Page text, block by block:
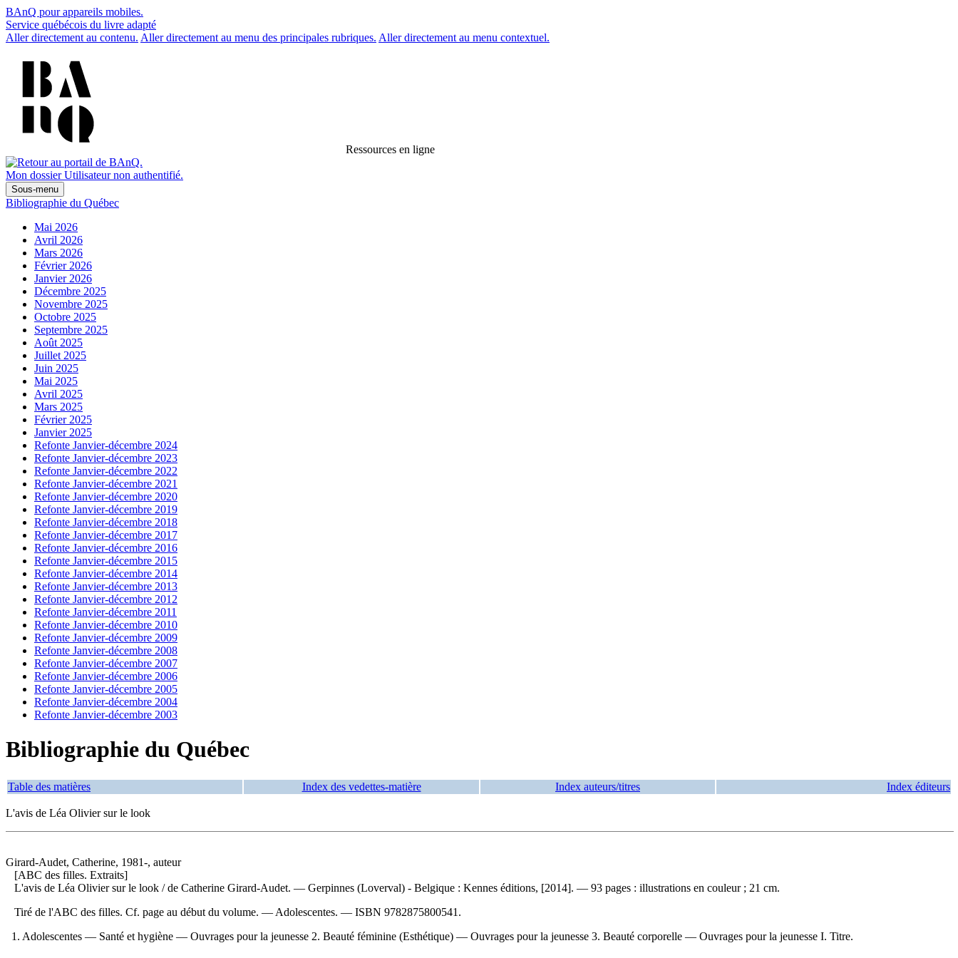
BAnQ pour appareils mobiles.
Service québécois du livre adapté
Aller directement au contenu. Aller directement au menu des principales rubriques. Aller directement au menu contextuel.
Ressources en ligne
Mon dossier Utilisateur non authentifié.
Sous-menu
Bibliographie du Québec
Mai 2026
Avril 2026
Mars 2026
Février 2026
Janvier 2026
Décembre 2025
Novembre 2025
Octobre 2025
Septembre 2025
Août 2025
Juillet 2025
Juin 2025
Mai 2025
Avril 2025
Mars 2025
Février 2025
Janvier 2025
Refonte Janvier-décembre 2024
Refonte Janvier-décembre 2023
Refonte Janvier-décembre 2022
Refonte Janvier-décembre 2021
Refonte Janvier-décembre 2020
Refonte Janvier-décembre 2019
Refonte Janvier-décembre 2018
Refonte Janvier-décembre 2017
Refonte Janvier-décembre 2016
Refonte Janvier-décembre 2015
Refonte Janvier-décembre 2014
Refonte Janvier-décembre 2013
Refonte Janvier-décembre 2012
Refonte Janvier-décembre 2011
Refonte Janvier-décembre 2010
Refonte Janvier-décembre 2009
Refonte Janvier-décembre 2008
Refonte Janvier-décembre 2007
Refonte Janvier-décembre 2006
Refonte Janvier-décembre 2005
Refonte Janvier-décembre 2004
Refonte Janvier-décembre 2003
Bibliographie du Québec
Table des matières Index des vedettes-matière Index auteurs/titres Index éditeurs
L'avis de Léa Olivier sur le look
Girard-Audet, Catherine, 1981-, auteur
[ABC des filles. Extraits]
L'avis de Léa Olivier sur le look / de Catherine Girard-Audet. — Gerpinnes (Loverval) - Belgique : Kennes éditions, [2014]. — 93 pages : illustrations en couleur ; 21 cm.
Tiré de l'ABC des filles. Cf. page au début du volume. — Adolescentes. — ISBN 9782875800541 .
1. Adolescentes — Santé et hygiène — Ouvrages pour la jeunesse 2. Beauté féminine (Esthétique) — Ouvrages pour la jeunesse 3. Beauté corporelle — Ouvrages pour la jeunesse I. Titre.